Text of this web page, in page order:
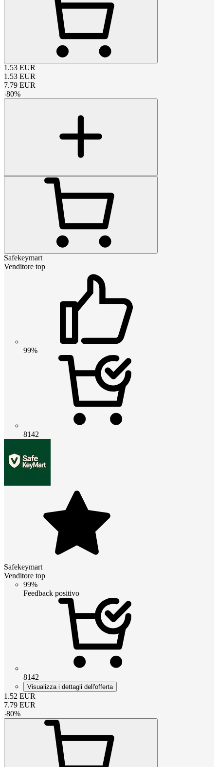
1.53 EUR
1.53 EUR
7.79 EUR
-80%
Safekeymart
Venditore top
99%
8142
Safekeymart
Venditore top
99%
Feedback positivo
8142
Visualizza i dettagli dell'offerta
1.52 EUR
7.79 EUR
-80%